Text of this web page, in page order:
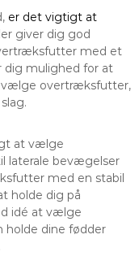
er det vigtigt at
giver dig god
med et
dig mulighed for at
vælge overtræksfutter,
at vælge
laterale bevægelser
med en stabil
holde dig på
idé at vælge
holde dine fødder